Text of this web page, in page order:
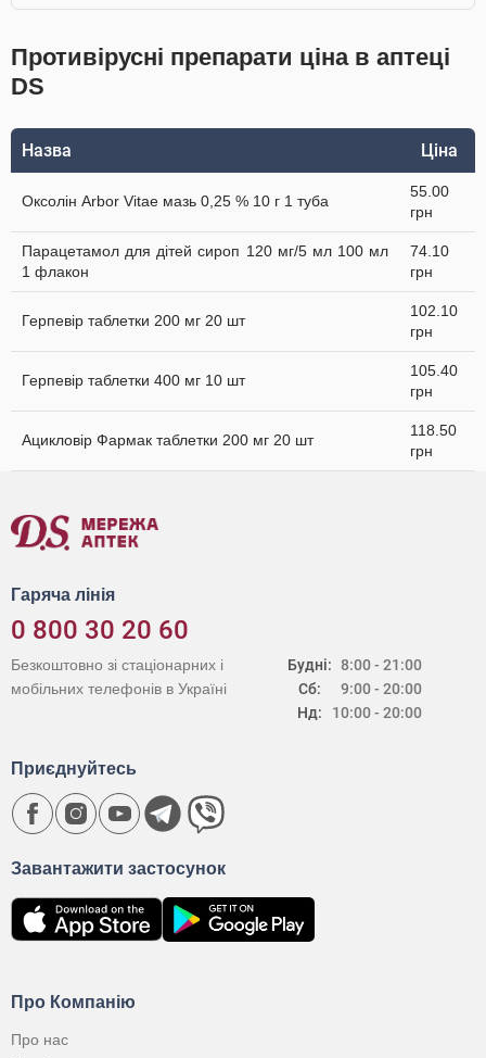
Противірусні препарати ціна в аптеці
DS
Назва Ціна
Оксолін Arbor Vitae мазь 0,25 % 10 г 1 туба
55.00
грн
Парацетамол для дітей сироп 120 мг/5 мл 100 мл
1 флакон
74.10
грн
Герпевір таблетки 200 мг 20 шт
102.10
грн
Герпевір таблетки 400 мг 10 шт
105.40
грн
Ацикловір Фармак таблетки 200 мг 20 шт
118.50
грн
Гаряча лінія
0 800 30 20 60
Будні:
Сб:
Нд:
8:00 - 21:00
9:00 - 20:00
10:00 - 20:00
Безкоштовно зі стаціонарних і
мобільних телефонів в Україні
Про Компанію
Про нас
Завантажити застосунок
Приєднуйтесь